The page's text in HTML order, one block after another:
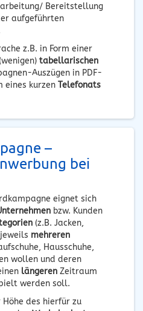
Bereitstellung
aufgeführten
z.B. in Form einer
tabellarischen
Auszügen in PDF-
eines kurzen Telefonats
–
bei
eignet sich
bzw. Kunden
(z.B. Jacken,
mehreren
Hausschuhe,
wollen und deren
längeren Zeitraum
werden soll.
des hierfür zu